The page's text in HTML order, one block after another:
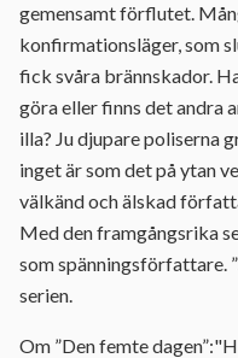
gemensamt förflutet.
konfirmationsläger, som
fick svåra brännskador.
göra eller finns det andra
illa? Ju djupare poliserna
inget är som det på ytan
välkänd och älskad
Med den framgångsrika
som spänningsförfattare.
serien.
Om ”Den femte